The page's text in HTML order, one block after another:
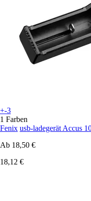
+-3
1 Farben
Fenix usb-ladegerät Accus
Ab 18,50 €
18,12 €